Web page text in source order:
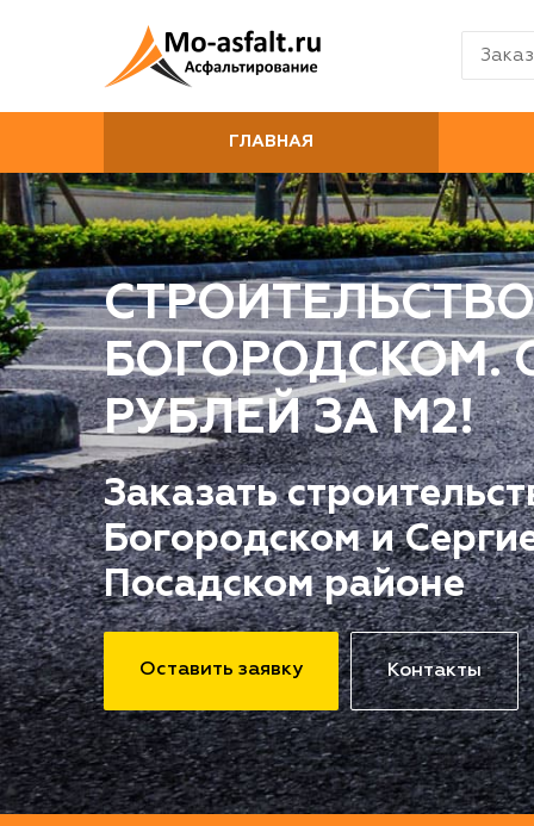
ГЛАВНАЯ
БОГОРОДСКОМ.
РУБЛЕЙ ЗА М2!
Заказать
Богородском и
Посадском районе
Оставить заявку Контакты